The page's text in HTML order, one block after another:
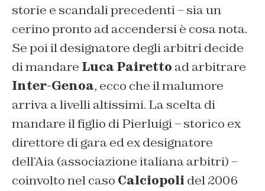
storie e scandali precedenti – sia un
cerino pronto ad accendersi è cosa nota.
Se poi il designatore degli arbitri decide
di mandare Luca Pairetto ad arbitrare
Inter-Genoa, ecco che il malumore
arriva a livelli altissimi. La scelta di
mandare il figlio di Pierluigi – storico ex
direttore di gara ed ex designatore
dell’Aia (associazione italiana arbitri) –
coinvolto nel caso Calciopoli del 2006